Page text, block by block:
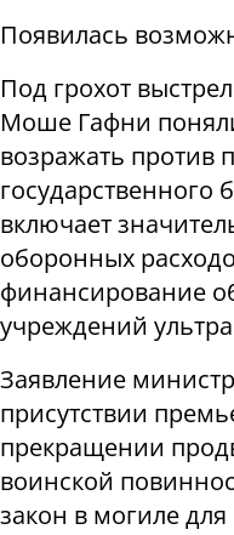
Появилась
Под грохот
Моше Гафни
возражать против
государственного
включает
оборонных
финансирование
учреждений
Заявление
присутствии
прекращении
воинской
закон в могиле